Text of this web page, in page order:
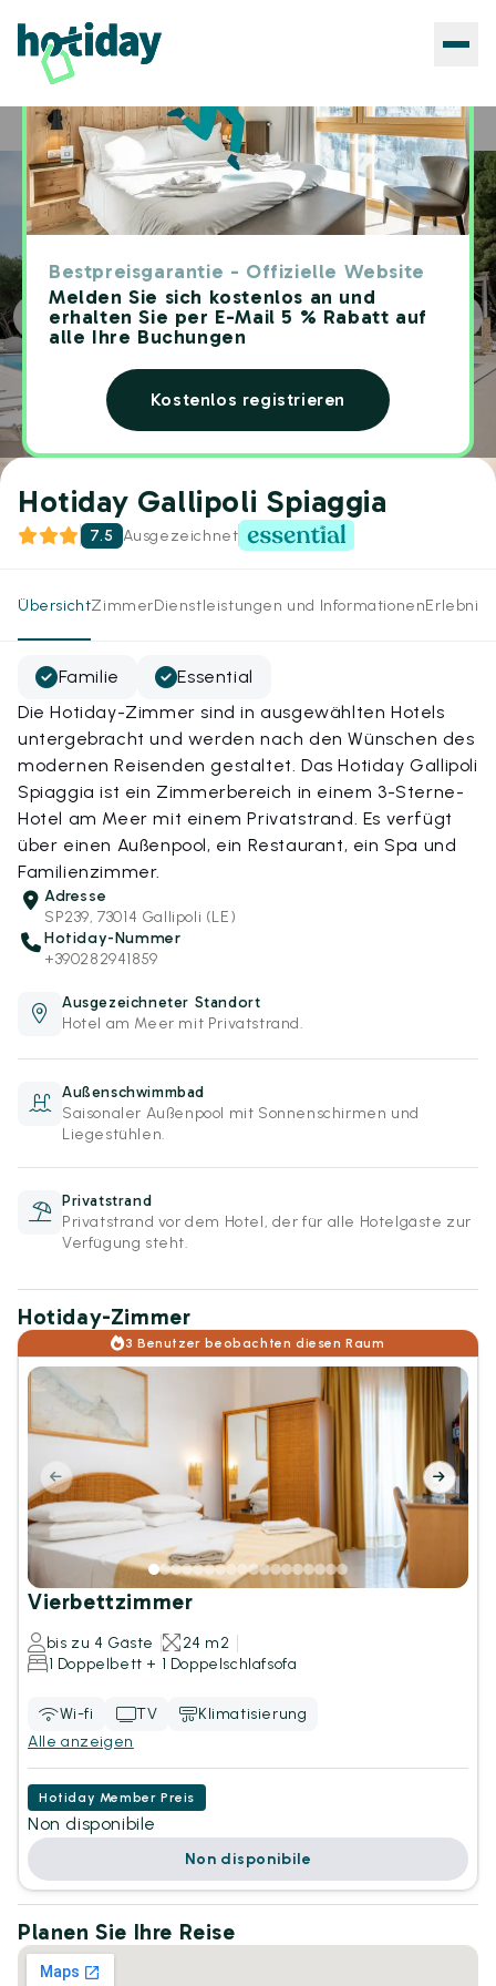
Bestpreisgarantie - Offizielle Website
Melden Sie sich kostenlos an und
erhalten Sie per E-Mail 5 % Rabatt auf
alle Ihre Buchungen
Kostenlos registrieren
Home Hotels Hotiday Gallipoli Spiaggia
Hotiday Gallipoli Spiaggia
7.5 Ausgezeichnet
ÜbersichtZimmerDienstleistungen und Informationen
Familie
Essential
Die Hotiday-Zimmer sind in ausgewählten Hotels
untergebracht und werden nach den Wünschen des
modernen Reisenden gestaltet. Das Hotiday Gallipoli
Spiaggia ist ein Zimmerbereich in einem 3-Sterne-
Hotel am Meer mit einem Privatstrand. Es verfügt
über einen Außenpool, ein Restaurant, ein Spa und
Familienzimmer.
Adresse
SP239, 73014 Gallipoli (LE)
Hotiday-Nummer
+390282941859
Ausgezeichneter Standort
Hotel am Meer mit Privatstrand.
Außenschwimmbad
Saisonaler Außenpool mit Sonnenschirmen und
Liegestühlen.
Privatstrand
Privatstrand vor dem Hotel, der für alle Hotelgäste zur
Verfügung steht.
Hotiday-Zimmer
3 Benutzer beobachten diesen Raum
Vierbettzimmer
bis zu 4 Gäste
24 m2
1 Doppelbett + 1 Doppelschlafsofa
Wi-fi TV
Klimatisierung
Alle anzeigen
Hotiday Member Preis
Non disponibile
Non disponibile
Planen Sie Ihre Reise